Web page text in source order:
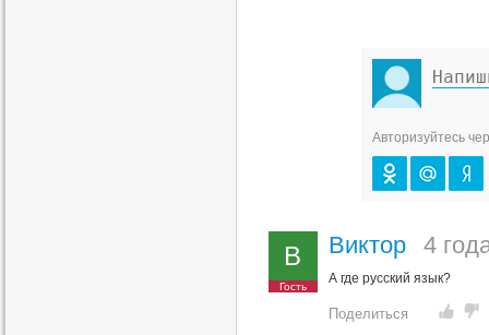
Авторизуйтесь
В
Гость
Виктор 4
А где русский язык?
Поделиться